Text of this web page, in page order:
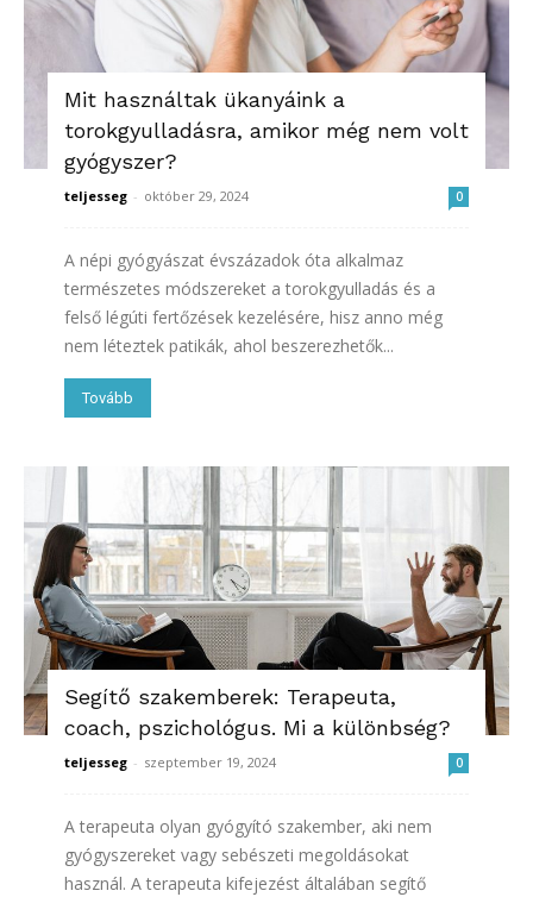
Mit használtak ükanyáink a
torokgyulladásra, amikor még nem volt
gyógyszer?
teljesseg - október 29, 2024 0
A népi gyógyászat évszázadok óta alkalmaz
természetes módszereket a torokgyulladás és a
felső légúti fertőzések kezelésére, hisz anno még
nem léteztek patikák, ahol beszerezhetők...
Tovább
Segítő szakemberek: Terapeuta,
coach, pszichológus. Mi a különbség?
teljesseg - szeptember 19, 2024 0
A terapeuta olyan gyógyító szakember, aki nem
gyógyszereket vagy sebészeti megoldásokat
használ. A terapeuta kifejezést általában segítő